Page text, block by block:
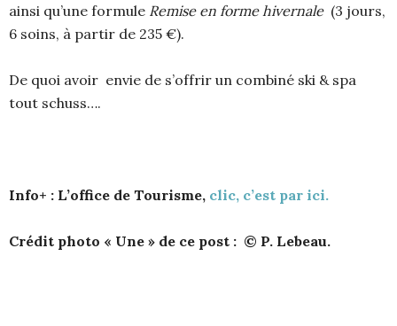
ainsi qu’une formule Remise en forme hivernale(3 jours,
6 soins, à partir de 235 €).
De quoi avoir envie de s’offrir un combiné ski & spa
tout schuss….
Info+ : L’office de Tourisme, clic, c’est par ici.
Crédit photo « Une » de ce post : © P. Lebeau.